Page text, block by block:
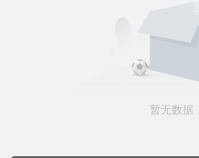
暂无数据